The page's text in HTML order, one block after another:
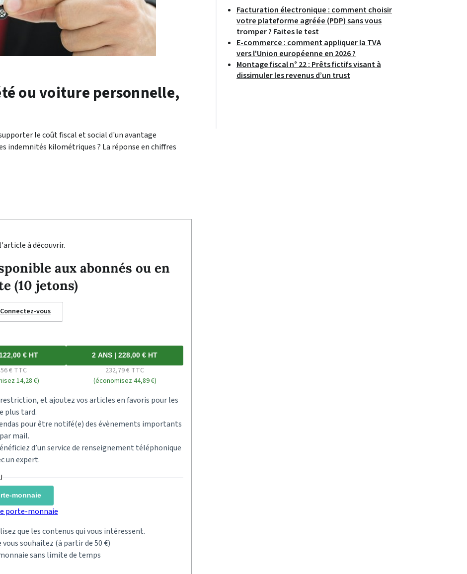
ou voiture personnelle,
le coût fiscal et social d'un avantage
indemnités kilométriques ? La réponse en chiffres
à découvrir.
aux abonnés ou en
(10 jetons)
vous
€ HT
€ TTC
14,28 €)
2 ANS | 228,00 € HT
232,79 € TTC
(économisez 44,89 €)
et ajoutez vos articles en favoris pour les
plus tard.
pour être notifé(e) des évènements importants
par mail.
d’un service de renseignement téléphonique
un expert.
monnaie
porte-monnaie
que les contenus qui vous intéressent.
souhaitez (à partir de 50 €)
sans limite de temps
Facturation électronique : comment choisir
votre plateforme agréée (PDP) sans vous
tromper ? Faites le test
E-commerce : comment appliquer la TVA
vers l'Union européenne en 2026 ?
Montage fiscal n° 22 : Prêts fictifs visant à
dissimuler les revenus d’un trust